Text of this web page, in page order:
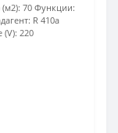
70 Функции:
R 410a
(V): 220